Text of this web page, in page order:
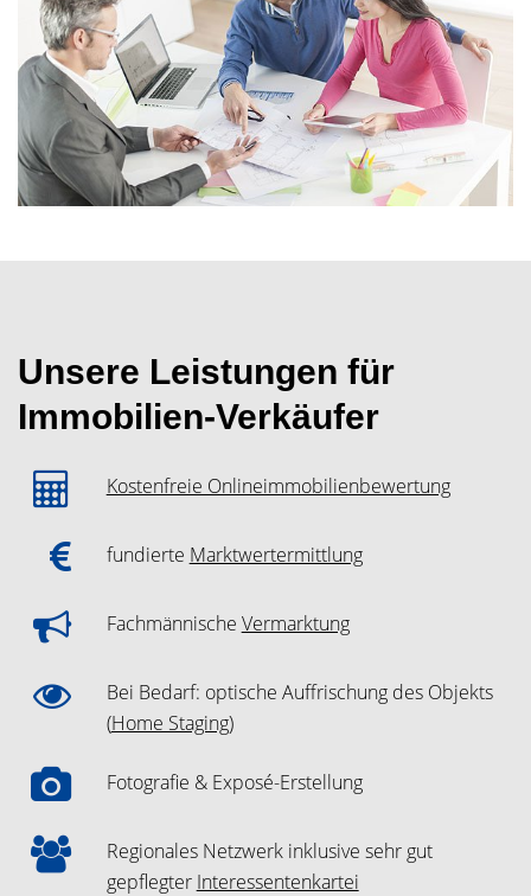
Unsere Leistungen für
Immobilien-Verkäufer
Kostenfreie Onlineimmobilienbewertung
fundierte Marktwertermittlung
Fachmännische Vermarktung
Bei Bedarf: optische Auffrischung des Objekts
(Home Staging)
Fotografie & Exposé-Erstellung
Regionales Netzwerk inklusive sehr gut
gepflegter Interessentenkartei